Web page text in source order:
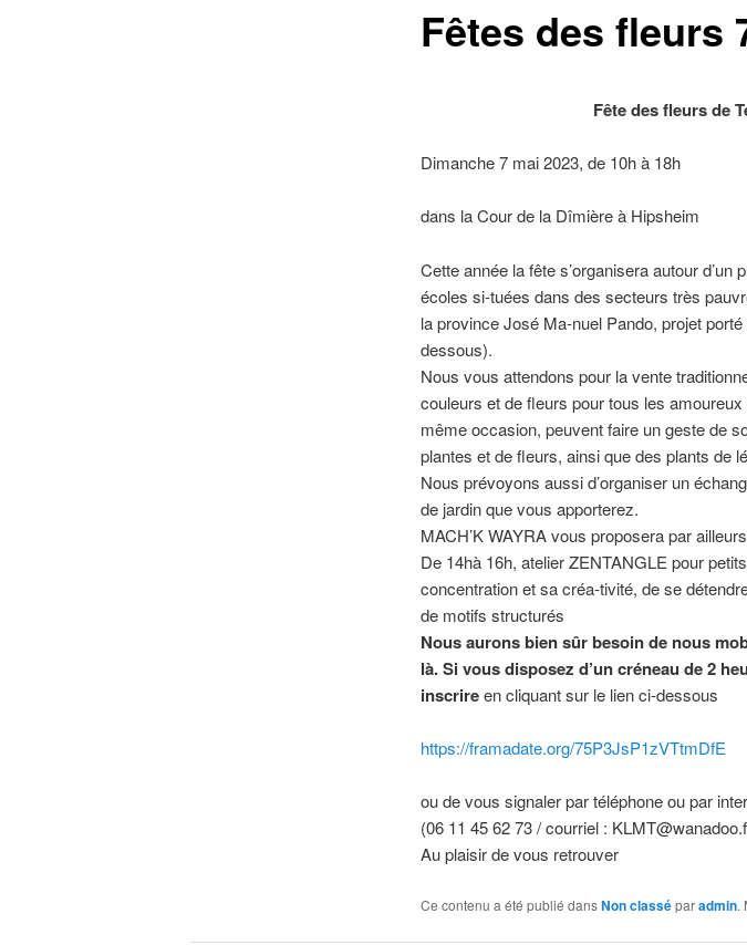
Fêtes des fleurs
Fête des fleurs de
Dimanche 7 mai 2023, de 10h à 18h
dans la Cour de la Dîmière à Hipsheim
Cette année la fête s’organisera autour d’un
écoles si-tuées dans des secteurs très
la province José Ma-nuel Pando, projet
dessous).
Nous vous attendons pour la vente
couleurs et de fleurs pour tous les
même occasion, peuvent faire un geste de
plantes et de fleurs, ainsi que des plants de
Nous prévoyons aussi d’organiser un
de jardin que vous apporterez.
MACH’K WAYRA vous proposera par
De 14hà 16h, atelier ZENTANGLE pour
concentration et sa créa-tivité, de se
de motifs structurés
Nous aurons bien sûr besoin de nous
là. Si vous disposez d’un créneau de 2
inscrireen cliquant sur le lien ci-dessous
https://framadate.org/75P3JsP1zVTtmDfE
ou de vous signaler par téléphone ou par
(06 11 45 62 73 / courriel :
Au plaisir de vous retrouver
Ce contenu a été publié dansNon classéparadmin.